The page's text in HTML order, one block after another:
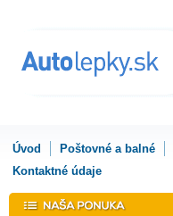
Úvod Poštovné a balné
Kontaktné údaje